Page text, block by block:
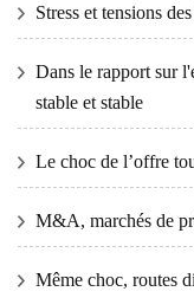
Stress et tensions
Dans le rapport sur
stable et stable
Le choc de l’offre
M&A, marchés de
Même choc, routes